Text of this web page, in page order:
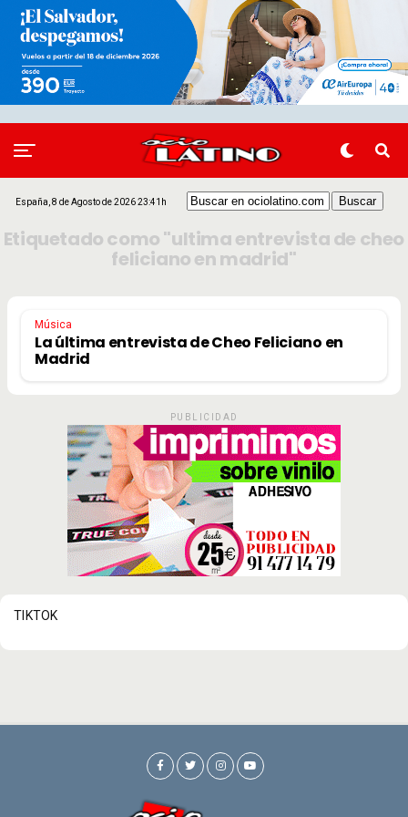
España, 8 de Agosto de 2026 23:41h
Etiquetado como "ultima entrevista de cheo
feliciano en madrid"
Música
La última entrevista de Cheo Feliciano en
Madrid
PUBLICIDAD
TIKTOK